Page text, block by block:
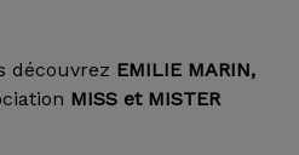
découvrez EMILIE MARIN,
MISS et MISTER